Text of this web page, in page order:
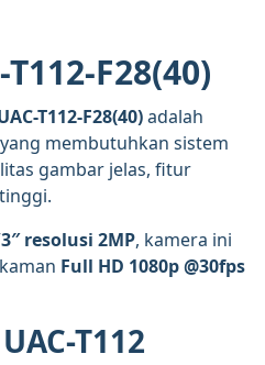
F28(40)
T112-F28(40)adalah
membutuhkan sistem
gambar jelas, fitur
resolusi 2MP, kamera ini
Full HD 1080p @30fps
T112